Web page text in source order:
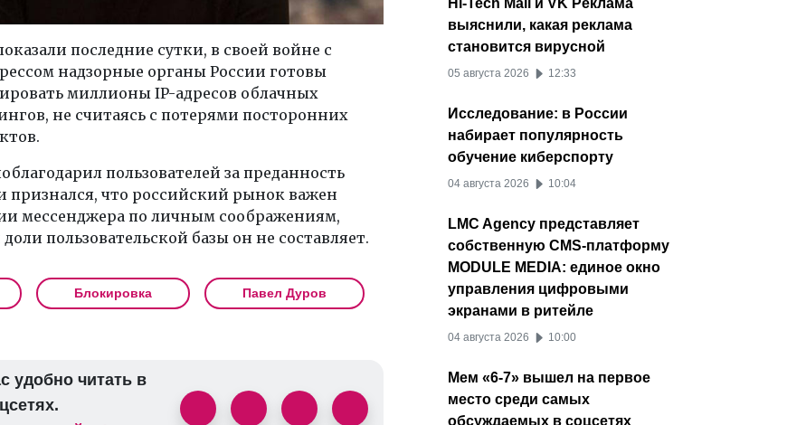
последние сутки, в своей войне с
надзорные органы России готовы
миллионы IP-адресов облачных
не считаясь с потерями посторонних
пользователей за преданность
признался, что российский рынок важен
мессенджера по личным соображениям,
пользовательской базы он не составляет.
Блокировка Павел Дуров
удобно читать в
Hi-Tech Mail и VK Реклама
выяснили, какая реклама
становится вирусной
05 августа 2026 12:33
Исследование: в России
набирает популярность
обучение киберспорту
04 августа 2026 10:04
LMC Agency представляет
собственную CMS-платформу
MODULE MEDIA: единое окно
управления цифровыми
экранами в ритейле
04 августа 2026 10:00
Мем «6-7» вышел на первое
место среди самых
обсуждаемых в соцсетях